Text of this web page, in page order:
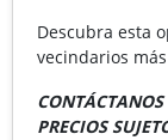
Descubra esta
vecindarios
PRECIOS